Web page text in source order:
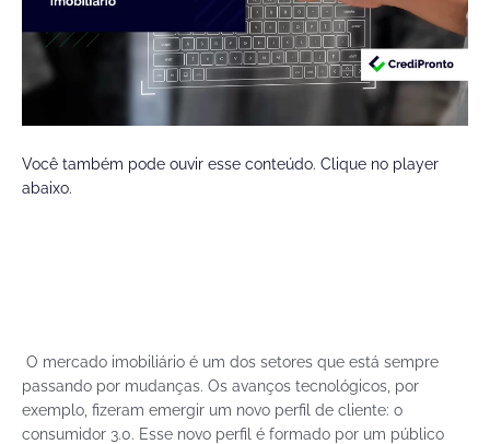
Você também pode ouvir esse conteúdo. Clique no player
abaixo.
O mercado imobiliário é um dos setores que está sempre
passando por mudanças. Os avanços tecnológicos, por
exemplo, fizeram emergir um novo perfil de cliente: o
consumidor 3.0. Esse novo perfil é formado por um público